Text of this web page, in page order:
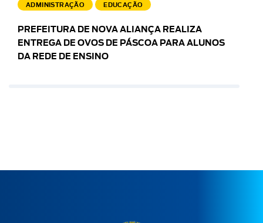
ADMINISTRAÇÃO EDUCAÇÃO
PREFEITURA DE NOVA ALIANÇA REALIZA
ENTREGA DE OVOS DE PÁSCOA PARA ALUNOS
DA REDE DE ENSINO